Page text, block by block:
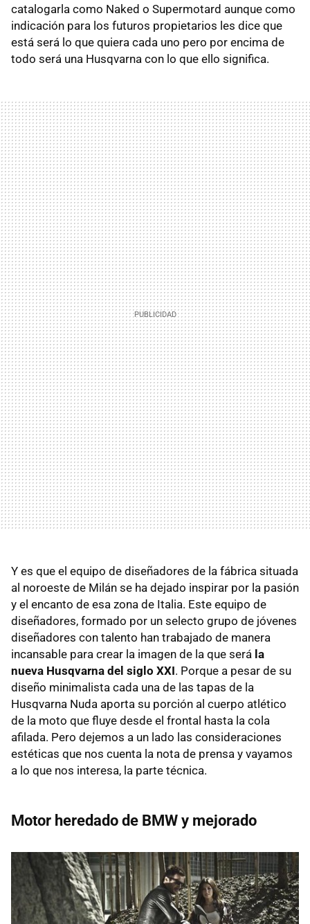
catalogarla como Naked o Supermotard aunque como
indicación para los futuros propietarios les dice que
está será lo que quiera cada uno pero por encima de
todo será una Husqvarna con lo que ello significa.
Y es que el equipo de diseñadores de la fábrica situada
al noroeste de Milán se ha dejado inspirar por la pasión
y el encanto de esa zona de Italia. Este equipo de
diseñadores, formado por un selecto grupo de jóvenes
diseñadores con talento han trabajado de manera
incansable para crear la imagen de la que será la
nueva Husqvarna del siglo XXI. Porque a pesar de su
diseño minimalista cada una de las tapas de la
Husqvarna Nuda aporta su porción al cuerpo atlético
de la moto que fluye desde el frontal hasta la cola
afilada. Pero dejemos a un lado las consideraciones
estéticas que nos cuenta la nota de prensa y vayamos
a lo que nos interesa, la parte técnica.
Motor heredado de BMW y mejorado